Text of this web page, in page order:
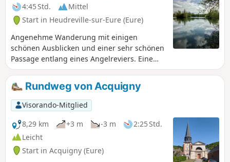
4:45 Std.
Mittel
Start in Heudreville-sur-Eure (Eure)
Angenehme Wanderung mit einigen
schönen Ausblicken und einer sehr schönen
Passage entlang eines Angelreviers. Eine
gute Route, um diese hübsche Ecke des
Departements Eure zu entdecken.
Rundweg von Acquigny
Visorando-Mitglied
8,29 km
+3 m -3 m
2:25 Std.
Leicht
Start in Acquigny (Eure)